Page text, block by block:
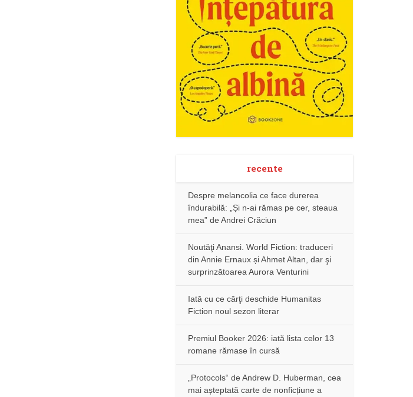
recente
Despre melancolia ce face durerea
îndurabilă: „Și n-ai rămas pe cer, steaua
mea” de Andrei Crăciun
Noutăţi Anansi. World Fiction: traduceri
din Annie Ernaux și Ahmet Altan, dar şi
surprinzătoarea Aurora Venturini
Iată cu ce cărţi deschide Humanitas
Fiction noul sezon literar
Premiul Booker 2026: iată lista celor 13
romane rămase în cursă
„Protocols“ de Andrew D. Huberman, cea
mai așteptată carte de nonficțiune a